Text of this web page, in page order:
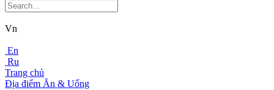
Vn
En
Ru
Trang chủ
Địa điểm Ăn & Uống